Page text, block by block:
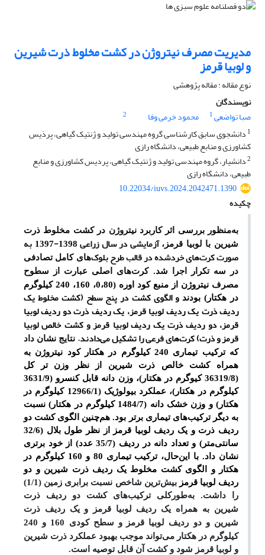
مدیریت مصرف نیتروژن در کشت مخلوط ذرت شیرین
و لوبیا قرمز
نوع مقاله : مقاله پژوهشی
نویسندگان
صبا تواضعی1 محمود خرمی وفا
2
1 دانشجوی سابق کارشناسی گروه مهندسی تولید و ژنتیک گیاهی، پرذیس
کشاورزی و منابع طبیعی، دانشگاه رازی
2دانشیار، گروه مهندسی تولید و ژنتیک گیاهی، پردیس کشاورزی و منابع
طبیعی، دانشگاه رازی
10.22034/iuvs.2024.2042471.1390
چکیده
بهمنظور بررسی اثر کاربرد نیتروژن در کشت مخلوط ذرت
شیرین با لوبیا قرمز،
آزمایشی در سال زراعی 1398-1397 به
صورت کرت‌های خرد‌شده در قالب طرح بلوکهای کامل تصادفی
در سه تکرار اجرا شد. کرتهای اصلی عبارت از سطوح
مصرف
نیتروژن از منبع کود اوره (0،80، 160، 240 کیلوگرم
در هکتار) بودندو الگوی کشت در پنج سطح (کشت مخلوط یک
ردیف ذرت یک ردیف لوبیا قرمز، یک ردیف ذرت دو ردیف لوبیا
قرمز، دو ردیف ذرت یک ردیف لوبیا قرمز و کشت خالص لوبیا
قرمز و ذرت) کرت‌های فرعی را تشکیل می‌دادند. نتایج نشان داد
که ترکیب تیماری 240 کیلوگرم در هکتار کود نیتروژن به
همراه کشت خالص ذرت شیرین از نظر وزن تر کل
(36319/8 کیوگرم در هکتار)، وزن دانه قابل کنسرو (3631/9
کیلوگرم در هکتار)، عملکرد بیولوژیک (12966/1 کیلوگرم در
هکتار) و وزن خشک دانه (1484/7 کیلوگرم در هکتار) نسبت
به دیگر ترکیب‌های تیماری برتر بود. هم‌چنین الگوی کشت دو
ردیف ذرت و یک ردیف لوبیا قرمز از نظر طول بلال (32/6
سانتی‌متر) و تعداد دانه در ردیف (35/7 عدد) از خود برتری
نشان داد. با این‌حال
، ترکیب تیماری 80 و 160 کیلوگرم در
هکتار و الگوی کشت مخلوطیک ردیف ذرت شیرین و دو
ردیف لوبیا قرمز
بیش‌ترین شاخص نسبت برابری زمین (1/1)
را داشت.
به‌طورکلی ترکیبهای کشت دو ردیف ذرت
شیرین به همراه یک ردیف لوبیا قرمز و یک ردیف ذرت
شیرین و دو ردیف لوبیا قرمز
و سطح کودی 160 و 240
کیلوگرم در هکتار می‌تواند موجب بهبود عملکرد ذرت شیرین
و لوبیا قرمز شود و کشت آن قابل توصیه است.